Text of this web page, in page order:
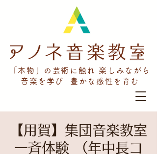
「本物」の芸術に触れ 楽しみながら
音楽を学び 豊かな感性を育む
【用賀】集団音楽教室
一斉体験 （年中長コ